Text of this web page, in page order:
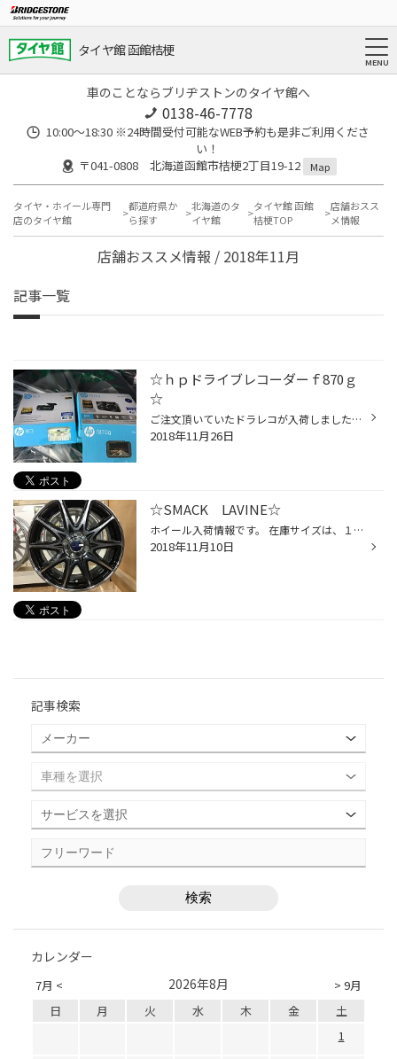
タイヤ館 函館桔梗
車のことならブリヂストンのタイヤ館へ
0138-46-7778
10:00～18:30 ※24時間受付可能なWEB予約も是非ご利用くださ
い！
〒041-0808 北海道函館市桔梗2丁目19-12
Map
タイヤ・ホイール専門
店のタイヤ館
都道府県か
ら探す
北海道のタ
イヤ館
タイヤ館 函館
桔梗TOP
店舗おスス
メ情報
店舗おススメ情報 / 2018年11月
記事一覧
☆ｈｐドライブレコーダーｆ870ｇ
☆
ご注文頂いていたドラレコが入荷しました～。 追加オプションのリアカメラも取り付けますよ～ こちらのｆ870ｇはアシスト機能も充実！！！ 追突防止アラート・車線逸脱アラート・速度アラートなどなど。。。 冬の道は事故も多いのでドラレコは重要です！ 本日タイヤ交換と同時に取付予定でしたがお...
2018年11月26日
☆SMACK LAVINE☆
ホイール入荷情報です。 在庫サイズは、１５X５５ ４/１００ （４３） コンパクトカーサイズです。 FITやヴィッツ等にお乗りの方にオススメです（＾＾） ホイールSETをご購入予定の方いかがですか？？？ その他サイズ設定は共豊コーポレーションさんのホームページをご覧下さい⇒コチラ
2018年11月10日
記事検索
カレンダー
7月 < > 9月
2026年8月
日 月 火 水 木 金
土
1